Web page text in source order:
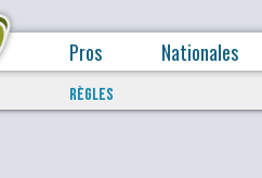
Pros Nationales
RÈGLES